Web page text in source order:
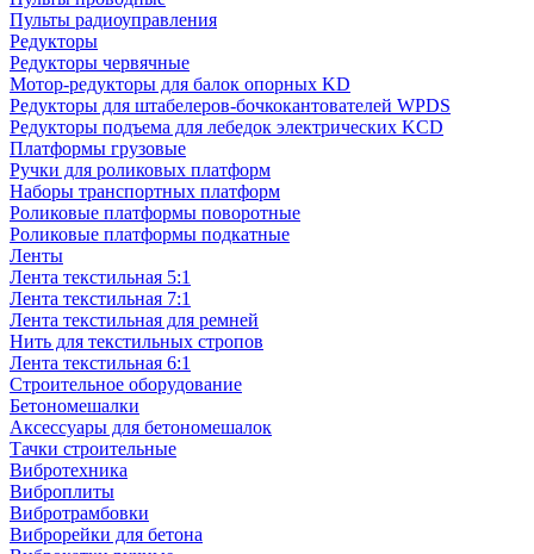
Пульты радиоуправления
Редукторы
Редукторы червячные
Мотор-редукторы для балок опорных KD
Редукторы для штабелеров-бочкокантователей WPDS
Редукторы подъема для лебедок электрических KCD
Платформы грузовые
Ручки для роликовых платформ
Наборы транспортных платформ
Роликовые платформы поворотные
Роликовые платформы подкатные
Ленты
Лента текстильная 5:1
Лента текстильная 7:1
Лента текстильная для ремней
Нить для текстильных стропов
Лента текстильная 6:1
Строительное оборудование
Бетономешалки
Аксессуары для бетономешалок
Тачки строительные
Вибротехника
Виброплиты
Вибротрамбовки
Виброрейки для бетона